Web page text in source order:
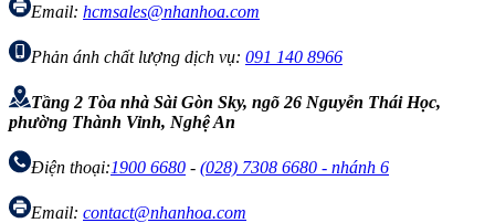
Email: hcmsales@nhanhoa.com
Phản ánh chất lượng dịch vụ: 091 140 8966
Tầng 2 Tòa nhà Sài Gòn Sky, ngõ 26 Nguyễn Thái Học,
phường Thành Vinh, Nghệ An
Điện thoại:1900 6680 - (028) 7308 6680 - nhánh 6
Email: contact@nhanhoa.com